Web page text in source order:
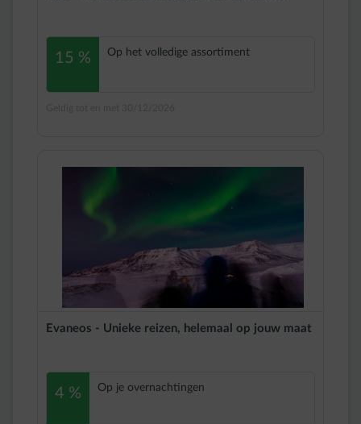
15 % Op het volledige assortiment
Evaneos - Unieke reizen, helemaal op jouw maat
4 % Op je overnachtingen